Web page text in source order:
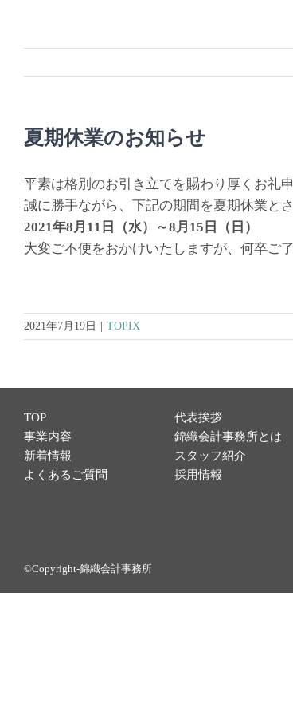
content
夏期休業のお知らせ
平素は格別のお引き立てを賜わり厚くお礼申
誠に勝手ながら、下記の期間を夏期休業と
2021年8月11日（水）～8月15日（日）
大変ご不便をおかけいたしますが、何卒ご
2021年7月19日 TOPIX
TOP
事業内容
新着情報
よくあるご質問
代表挨拶
錦織会計事務所とは
スタッフ紹介
採用情報
©Copyright-錦織会計事務所